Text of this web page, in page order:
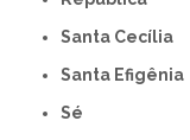
Santa Cecília
Santa Efigênia
Sé